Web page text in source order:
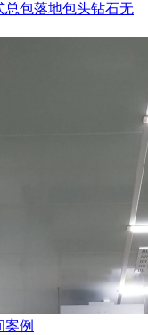
总包落地包头钻石无
案例